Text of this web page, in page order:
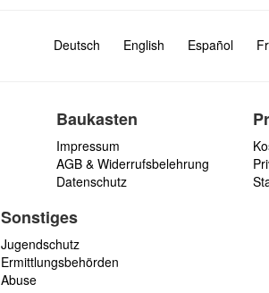
Deutsch English Español
Baukasten
Impressum
AGB & Widerrufsbelehrung
Datenschutz
Sonstiges
Jugendschutz
Ermittlungsbehörden
Abuse